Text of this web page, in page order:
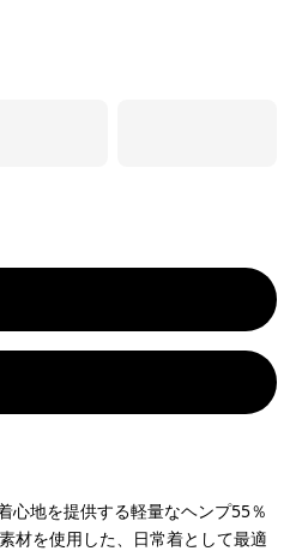
心地を提供する軽量なヘンプ55％
材を使用した、日常着として最適